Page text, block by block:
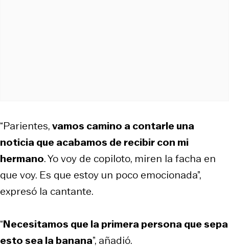
“Parientes,vamos camino a contarle una
noticia que acabamos de recibir con mi
hermano. Yo voy de copiloto, miren la facha en
que voy. Es que estoy un poco emocionada”,
expresó la cantante.
“Necesitamos que la primera persona que sepa
esto sea la banana”, añadió.